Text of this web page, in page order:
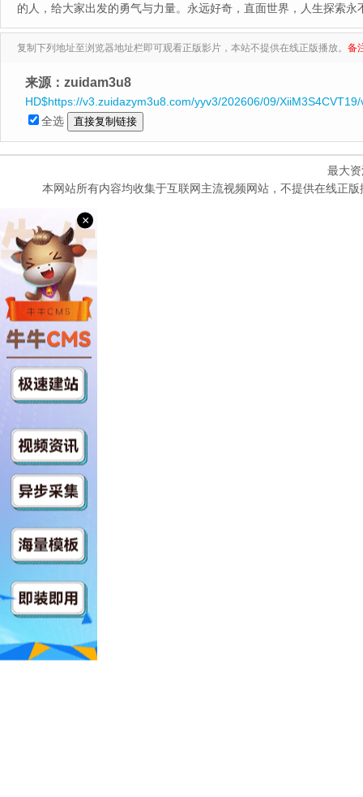
的人，给大家出发的勇气与力量。永远好奇，直面世界，人生探索永
复制下列地址至浏览器地址栏即可观看正版影片，本站不提供在线正版播放。 备
来源：zuidam3u8
HD$https://v3.zuidazym3u8.com/yyv3/202606/09/
全选
最大
本网站所有内容均收集于互联网主流视频网站，不提供在线正
×